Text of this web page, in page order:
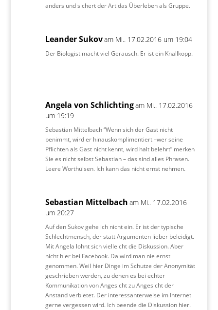
anders und sichert der Art das Überleben als Gruppe.
Leander Sukovam Mi.. 17.02.2016 um 19:04
Der Biologist macht viel Geräusch. Er ist ein Knallkopp.
Angela von Schlichtingam Mi.. 17.02.2016
um 19:19
Sebastian Mittelbach “Wenn sich der Gast nicht
benimmt, wird er hinauskomplimentiert –wer seine
Pflichten als Gast nicht kennt, wird halt belehrt” merken
Sie es nicht selbst Sebastian – das sind alles Phrasen.
Leere Worthülsen. Ich kann das nicht ernst nehmen.
Sebastian Mittelbach am Mi.. 17.02.2016
um 20:27
Auf den Sukov gehe ich nicht ein. Er ist der typische
Schlechtmensch, der statt Argumenten lieber beleidigt.
Mit Angela lohnt sich vielleicht die Diskussion. Aber
nicht hier bei Facebook. Da wird man nie ernst
genommen. Weil hier Dinge im Schutze der Anonymität
geschrieben werden, zu denen es bei echter
Kommunikation von Angesicht zu Angesicht der
Anstand verbietet. Der interessanterweise im Internet
gerne vergessen wird. Ich beende die Diskussion hier.